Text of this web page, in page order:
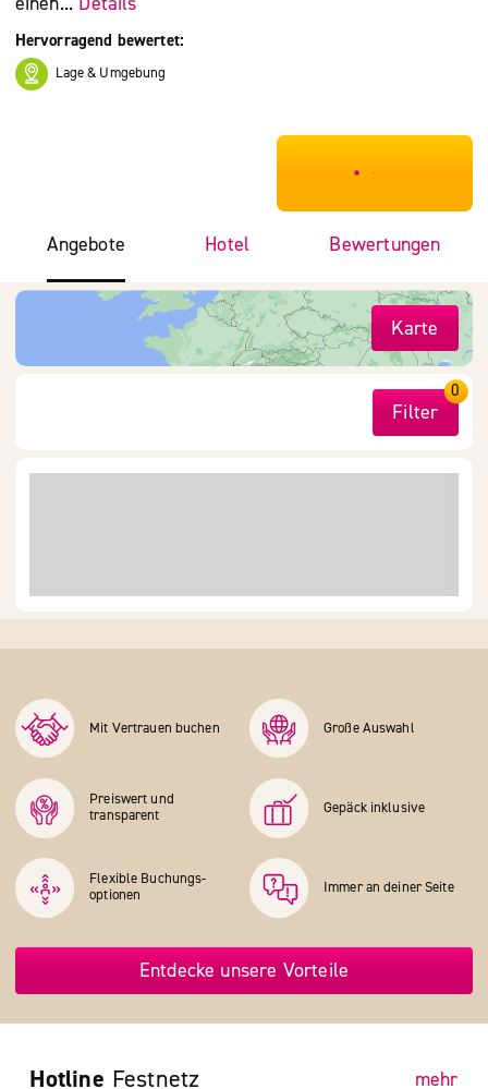
Hervorragend bewertet:
Lage & Umgebung
***************
Angebote Hotel Bewertungen
Karte
Filter
0
Mit Vertrauen buchen Große Auswahl
Preiswert und
transparent
Gepäck inklusive
Flexible Buchungs­
optionen
Immer an deiner Seite
Entdecke unsere Vorteile
Hotline Festnetz mehr